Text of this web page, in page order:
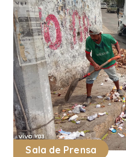
Sala de Prensa